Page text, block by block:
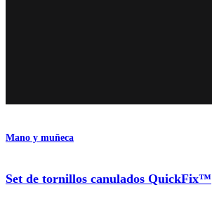
Mano y muñeca
Set de tornillos canulados QuickFix™